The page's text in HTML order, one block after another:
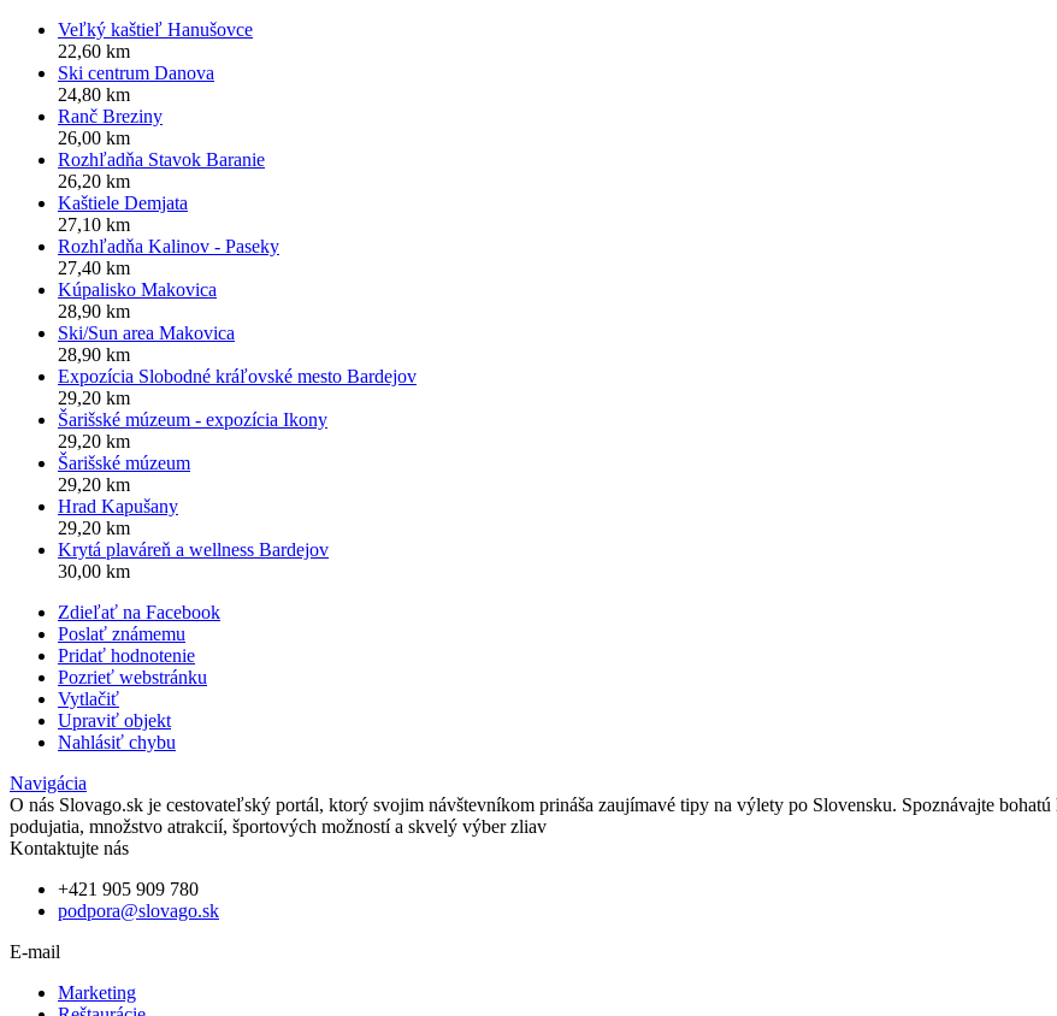
Veľký kaštieľ Hanušovce
22,60 km
Ski centrum Danova
24,80 km
Ranč Breziny
26,00 km
Rozhľadňa Stavok Baranie
26,20 km
Kaštiele Demjata
27,10 km
Rozhľadňa Kalinov - Paseky
27,40 km
Kúpalisko Makovica
28,90 km
Ski/Sun area Makovica
28,90 km
Expozícia Slobodné kráľovské mesto Bardejov
29,20 km
Šarišské múzeum - expozícia Ikony
29,20 km
Šarišské múzeum
29,20 km
Hrad Kapušany
29,20 km
Krytá plaváreň a wellness Bardejov
30,00 km
Zdieľať na Facebook
Poslať známemu
Pridať hodnotenie
Pozrieť webstránku
Vytlačiť
Upraviť objekt
Nahlásiť chybu
Navigácia
O nás Slovago.sk je cestovateľský portál, ktorý svojim návštevníkom prináša zaujímavé tipy na výlety po Slovensku. Spoznávajte
podujatia, množstvo atrakcií, športových možností a skvelý výber zliav
Kontaktujte nás
+421 905 909 780
podpora@slovago.sk
E-mail
Marketing